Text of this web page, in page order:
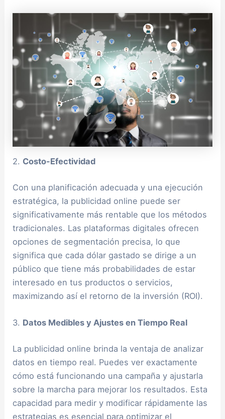
2. Costo-Efectividad
Con una planificación adecuada y una ejecución
estratégica, la publicidad online puede ser
significativamente más rentable que los métodos
tradicionales. Las plataformas digitales ofrecen
opciones de segmentación precisa, lo que
significa que cada dólar gastado se dirige a un
público que tiene más probabilidades de estar
interesado en tus productos o servicios,
maximizando así el retorno de la inversión (ROI).
3. Datos Medibles y Ajustes en Tiempo Real
La publicidad online brinda la ventaja de analizar
datos en tiempo real. Puedes ver exactamente
cómo está funcionando una campaña y ajustarla
sobre la marcha para mejorar los resultados. Esta
capacidad para medir y modificar rápidamente las
estrategias es esencial para optimizar el